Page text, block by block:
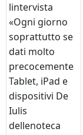
lintervista
«Ogni giorno
soprattutto se
dati molto
precocemente
Tablet, iPad e
dispositivi De
Iulis
dellenoteca